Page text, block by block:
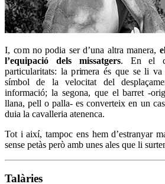
I, com no podia ser d’una altra manera,
l’equipació dels missatgers. En el
particularitats: la primera és que se li va
símbol de la velocitat del
informació; la segona, que el barret -
llana, pell o palla- es converteix en un
duia la cavalleria atenenca.
Tot i així, tampoc ens hem d’estranyar
sense petàs però amb unes ales que li
Talàries